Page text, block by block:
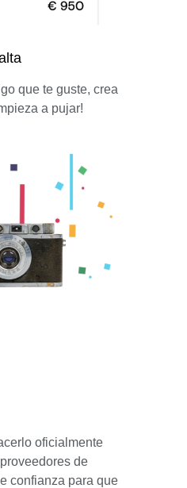
que te guste, crea
a pujar!
oficialmente
de
confianza para que